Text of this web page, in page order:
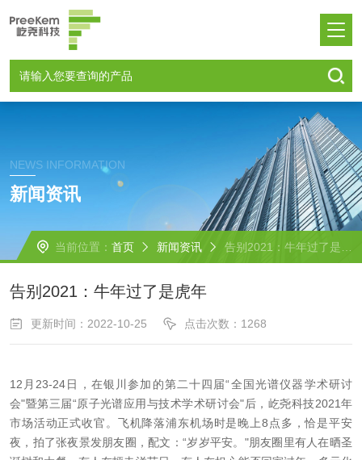
NEWS INFORMATION
新闻资讯
当前位置： 首页 新闻资讯 告别2021：牛年过了是虎年
告别2021：牛年过了是虎年
更新时间：2022-10-25 点击次数：1268
12月23-24日，在银川参加的第二十四届“全国光谱仪器学术研讨
会"暨第三届“原子光谱应用与技术学术研讨会"后，屹尧科技2021年
市场活动正式收官。飞机降落浦东机场时是晚上8点多，恰是平安
夜，拍了张夜景发朋友圈，配文：“岁岁平安。"朋友圈里有人在晒圣